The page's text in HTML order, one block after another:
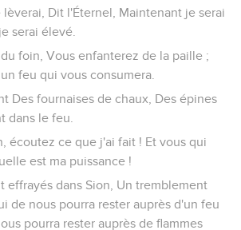
y rencontreront les chiens
s'y appelleront les uns les autres ; Là
sa demeure, Et trouvera son lieu de
nid, déposera ses oeufs, Les
ses petits à son ombre ; Là se
l'Éternel, et lisez ! Aucun d'eux ne
esprit qui les rassemblera.
sort, Et sa main leur a partagé cette